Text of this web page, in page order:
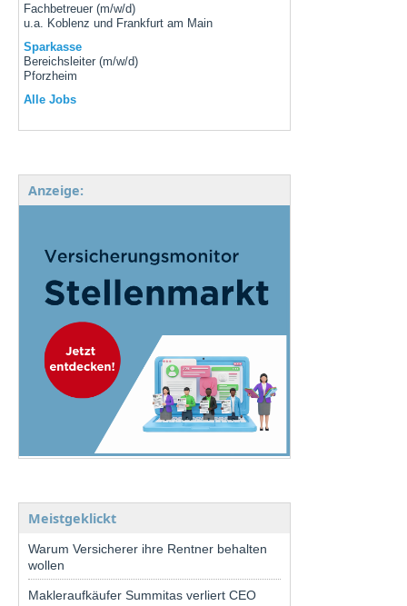
Fachbetreuer (m/w/d)
u.a. Koblenz und Frankfurt am Main
Sparkasse
Bereichsleiter (m/w/d)
Pforzheim
Alle Jobs
Anzeige:
Meistgeklickt
Warum Versicherer ihre Rentner behalten
wollen
Makleraufkäufer Summitas verliert CEO